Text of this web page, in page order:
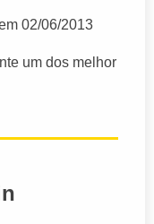
02/06/2013
um dos melhor